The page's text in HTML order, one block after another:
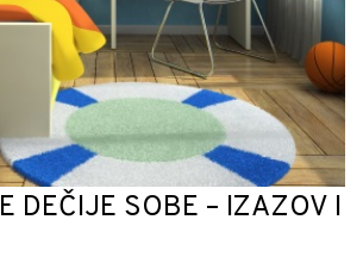
DEČIJE SOBE – IZAZOV I